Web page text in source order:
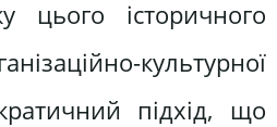
цього історичного
культурної
підхід, що